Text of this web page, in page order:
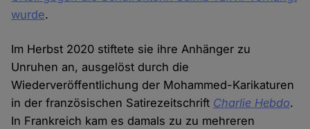
wurde.
Im Herbst 2020 stiftete sie ihre Anhänger zu
Unruhen an, ausgelöst durch die
Wiederveröffentlichung der Mohammed-Karikaturen
in der französischen Satirezeitschrift Charlie Hebdo.
In Frankreich kam es damals zu zu mehreren